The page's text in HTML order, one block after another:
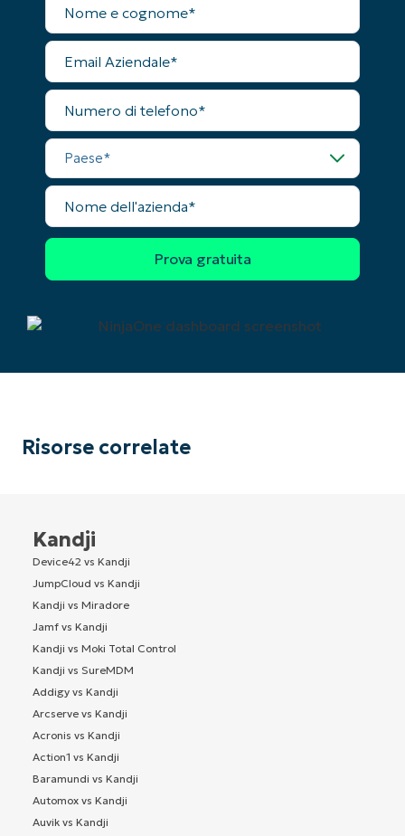
completo
Email
Aziendale
Numero
telefono
Paese
Nome
dell'azienda
Risorse correlate
Kandji
Device42 vs Kandji
JumpCloud vs Kandji
Kandji vs Miradore
Jamf vs Kandji
Kandji vs Moki Total Control
Kandji vs SureMDM
Addigy vs Kandji
Arcserve vs Kandji
Acronis vs Kandji
Action1 vs Kandji
Baramundi vs Kandji
Automox vs Kandji
Auvik vs Kandji
Phone
number*
Paese
Company
name*